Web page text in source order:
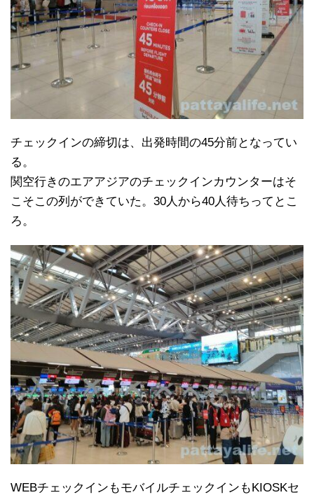
チェックインの締切は、出発時間の45分前となってい
る。
関空行きのエアアジアのチェックインカウンターはそ
こそこの列ができていた。30人から40人待ちってとこ
ろ。
WEBチェックインもモバイルチェックインもKIOSKセ